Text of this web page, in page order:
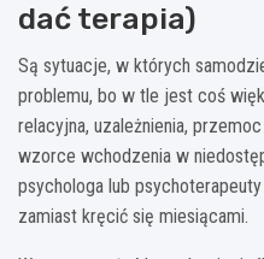
dać terapia)
Są sytuacje, w których
problemu, bo w tle jest coś
relacyjna, uzależnienia,
wzorce wchodzenia w
psychologa lub
zamiast kręcić się miesiącami.